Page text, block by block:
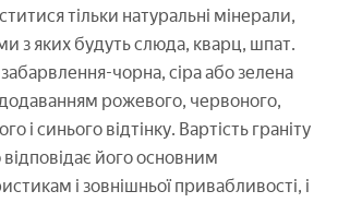
тільки натуральні мінерали,
з яких будуть слюда, кварц, шпат.
чорна, сіра або зелена
рожевого, червоного,
і синього відтінку. Вартість граніту
відповідає його основним
і зовнішньої привабливості, і